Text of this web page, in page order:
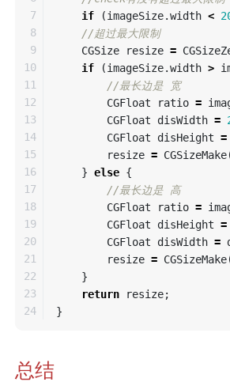
7
8
9
10
11
12
13
14
15
16
17
18
19
20
21
22
23
if
(imageSize.width <
//超过最大限制
CGSize
resize =
if
(imageSize.width >
//最长边是 宽
CGFloat
ratio =
CGFloat
disWidth =
CGFloat
disHeight =
resize = CGSizeMake
} else {
//最长边是 高
CGFloat
ratio =
CGFloat
disHeight =
CGFloat
disWidth =
resize = CGSizeMake
}
return
resize;
}
总结